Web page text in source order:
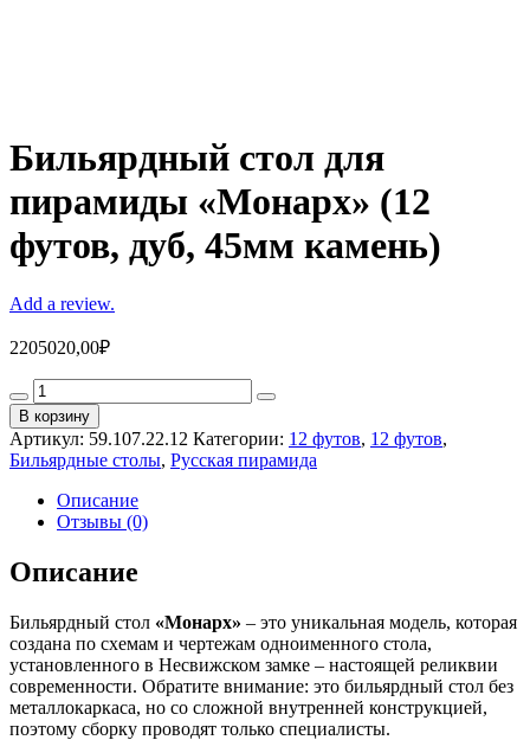
Бильярдный стол для
пирамиды «Монарх» (12
футов, дуб, 45мм камень)
Add a review.
2205020,00₽
Бильярдный
стол
для
пирамиды
"Монарх"
(12
футов,
дуб,
камень)
В корзину
Артикул: 59.107.22.12 Категории: 12 футов, 12 футов,
Бильярдные столы, Русская пирамида
Описание
Отзывы (0)
Описание
Бильярдный стол «Монарх» – это уникальная модель, которая
создана по схемам и чертежам одноименного стола,
установленного в Несвижском замке – настоящей реликвии
современности. Обратите внимание: это бильярдный стол без
металлокаркаса, но со сложной внутренней конструкцией,
поэтому сборку проводят только специалисты.